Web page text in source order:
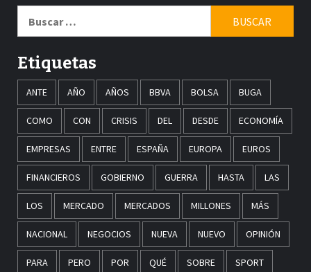
Etiquetas
ANTE AÑO AÑOS BBVA BOLSA BUGA
COMO CON CRISIS DEL DESDE ECONOMÍA
EMPRESAS ENTRE ESPAÑA EUROPA EUROS
FINANCIEROS GOBIERNO GUERRA HASTA LAS
LOS MERCADO MERCADOS MILLONES MÁS
NACIONAL NEGOCIOS NUEVA NUEVO OPINIÓN
PARA PERO POR QUÉ SOBRE SPORT